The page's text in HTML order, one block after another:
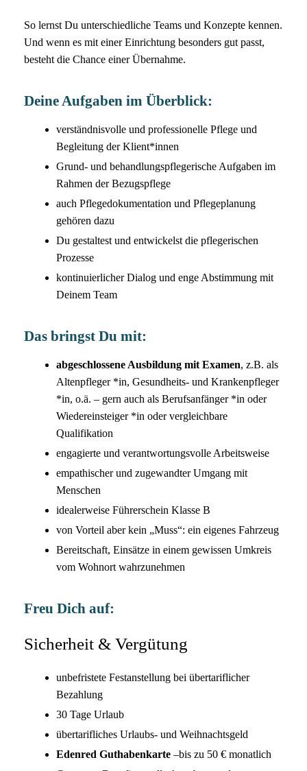
So lernst Du unterschiedliche Teams und Konzepte kennen.
Und wenn es mit einer Einrichtung besonders gut passt,
besteht die Chance einer Übernahme.
Deine Aufgaben im Überblick:
verständnisvolle und professionelle Pflege und
Begleitung der Klient*innen
Grund- und behandlungspflegerische Aufgaben im
Rahmen der Bezugspflege
auch Pflegedokumentation und Pflegeplanung
gehören dazu
Du gestaltest und entwickelst die pflegerischen
Prozesse
kontinuierlicher Dialog und enge Abstimmung mit
Deinem Team
Das bringst Du mit:
abgeschlossene Ausbildung mit Examen, z.B. als
Altenpfleger *in, Gesundheits- und Krankenpfleger
*in, o.ä. – gern auch als Berufsanfänger *in oder
Wiedereinsteiger *in oder vergleichbare
Qualifikation
engagierte und verantwortungsvolle Arbeitsweise
empathischer und zugewandter Umgang mit
Menschen
idealerweise Führerschein Klasse B
von Vorteil aber kein „Muss“: ein eigenes Fahrzeug
Bereitschaft, Einsätze in einem gewissen Umkreis
vom Wohnort wahrzunehmen
Freu Dich auf:
Sicherheit & Vergütung
unbefristete Festanstellung bei übertariflicher
Bezahlung
30 Tage Urlaub
übertarifliches Urlaubs- und Weihnachtsgeld
Edenred Guthabenkarte –bis zu 50 € monatlich